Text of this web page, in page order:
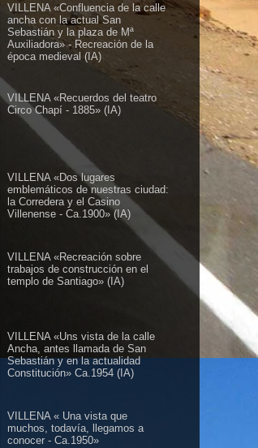
VILLENA «Confluencia de la calle
ancha con la actual San
Sebastián y la plaza de Mª
Auxiliadora» - Recreación de la
época medieval (IA)
VILLENA «Recuerdos del teatro
Circo Chapí - 1885» (IA)
VILLENA «Dos lugares
emblemáticos de nuestras ciudad:
la Corredera y el Casino
Villenense - Ca.1900» (IA)
VILLENA «Recreación sobre
trabajos de construcción en el
templo de Santiago» (IA)
VILLENA «Uns vista de la calle
Ancha, antes llamada de San
Sebastián y en la actualidad
Constitución» Ca.1954 (IA)
VILLENA « Una vista que
muchos, todavía, llegamos a
conocer - Ca.1950»